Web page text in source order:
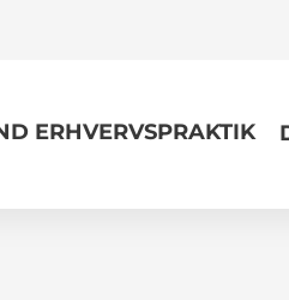
ERHVERVSPRAKTIK